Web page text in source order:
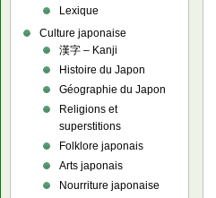
Lexique
Culture japonaise
漢字 – Kanji
Histoire du Japon
Géographie du Japon
Religions et
superstitions
Folklore japonais
Arts japonais
Nourriture japonaise